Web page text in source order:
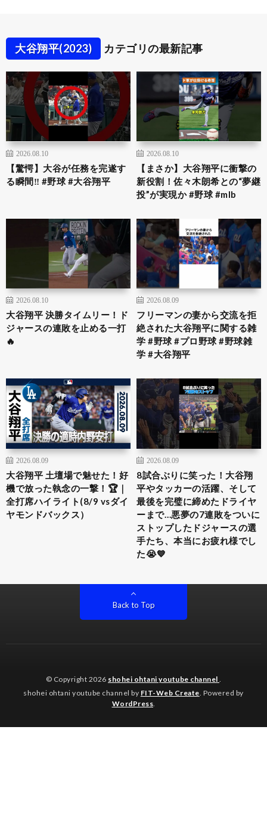
大谷翔平(2023) カテゴリの最新記事
2026.08.10
【驚愕】大谷が任務を完遂す
る瞬間‼ #野球 #大谷翔平
2026.08.10
【まさか】大谷翔平に衝撃の
新役割！佐々木朗希との“夢継
投”が実現か #野球 #mlb
2026.08.10
大谷翔平 決勝タイムリー！ド
ジャースの連敗を止める一打
🔥
2026.08.09
フリーマンの妻から交流を拒
絶された大谷翔平に関する雑
学 #野球 #プロ野球 #野球雑
学 #大谷翔平
2026.08.09
大谷翔平 土壇場で魅せた！好
機で放った執念の一撃！🏆｜
全打席ハイライト(8/9 vsダイ
ヤモンドバックス）
2026.08.09
8試合ぶりに笑った！大谷翔
平やタッカーの活躍、そして
最後を完璧に締めたドライヤ
ーまで…悪夢の7連敗をついに
ストップしたドジャースの選
手たち、本当にお疲れ様でし
た😭💙
Back to Top
© Copyright 2026 shohei ohtani youtube channel
shohei ohtani youtube channel by FIT-Web Create . Powered by
WordPress